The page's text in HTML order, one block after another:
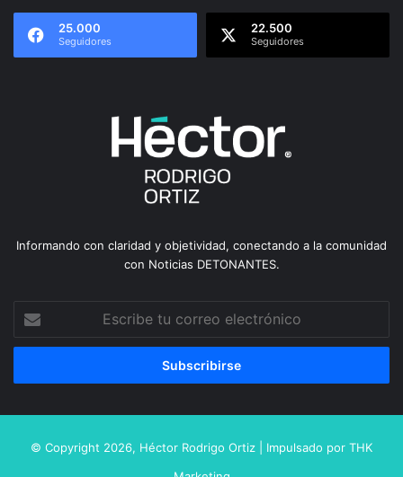
25.000
Seguidores
22.500
Seguidores
Informando con claridad y objetividad, conectando a la comunidad
con Noticias DETONANTES.
tu
correo
© Copyright 2026, Héctor Rodrigo Ortiz | Impulsado por THK